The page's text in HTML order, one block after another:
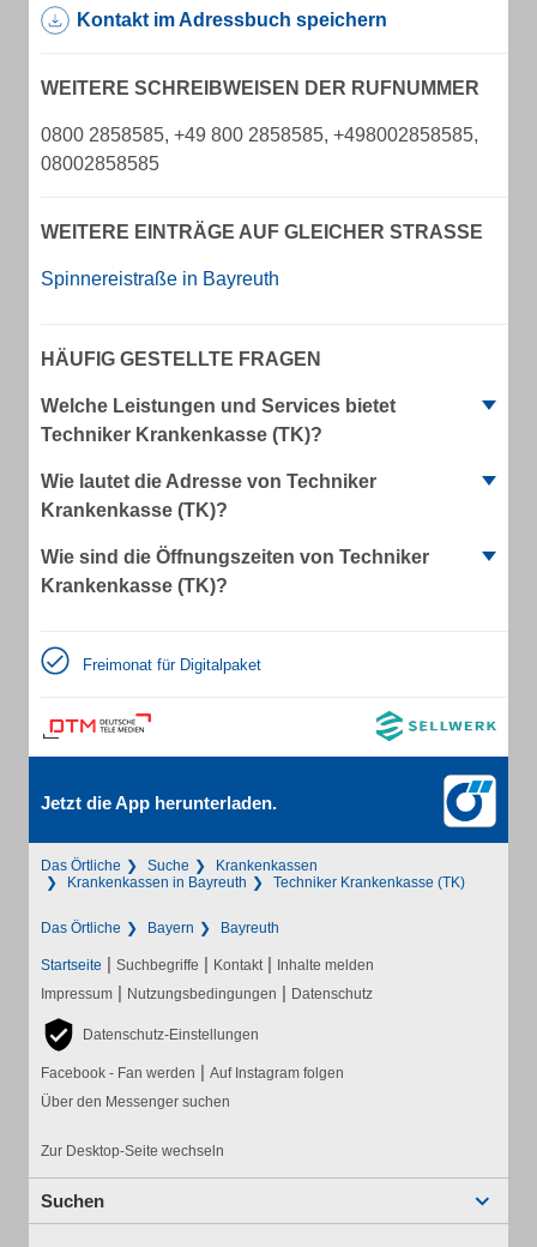
Kontakt im Adressbuch speichern
WEITERE SCHREIBWEISEN DER RUFNUMMER
0800 2858585, +49 800 2858585, +498002858585,
08002858585
WEITERE EINTRÄGE AUF GLEICHER STRASSE
Spinnereistraße in Bayreuth
HÄUFIG GESTELLTE FRAGEN
Welche Leistungen und Services bietet
Techniker Krankenkasse (TK)?
Wie lautet die Adresse von Techniker
Krankenkasse (TK)?
Wie sind die Öffnungszeiten von Techniker
Krankenkasse (TK)?
Freimonat für Digitalpaket
Jetzt die App herunterladen.
Das Örtliche Suche
Krankenkassen
Krankenkassen in Bayreuth
Techniker Krankenkasse (TK)
Das Örtliche Bayern Bayreuth
Startseite | Suchbegriffe | Kontakt | Inhalte melden
Impressum | Nutzungsbedingungen | Datenschutz
Datenschutz-Einstellungen
Facebook - Fan werden | Auf Instagram folgen
Über den Messenger suchen
Zur Desktop-Seite wechseln
Suchen